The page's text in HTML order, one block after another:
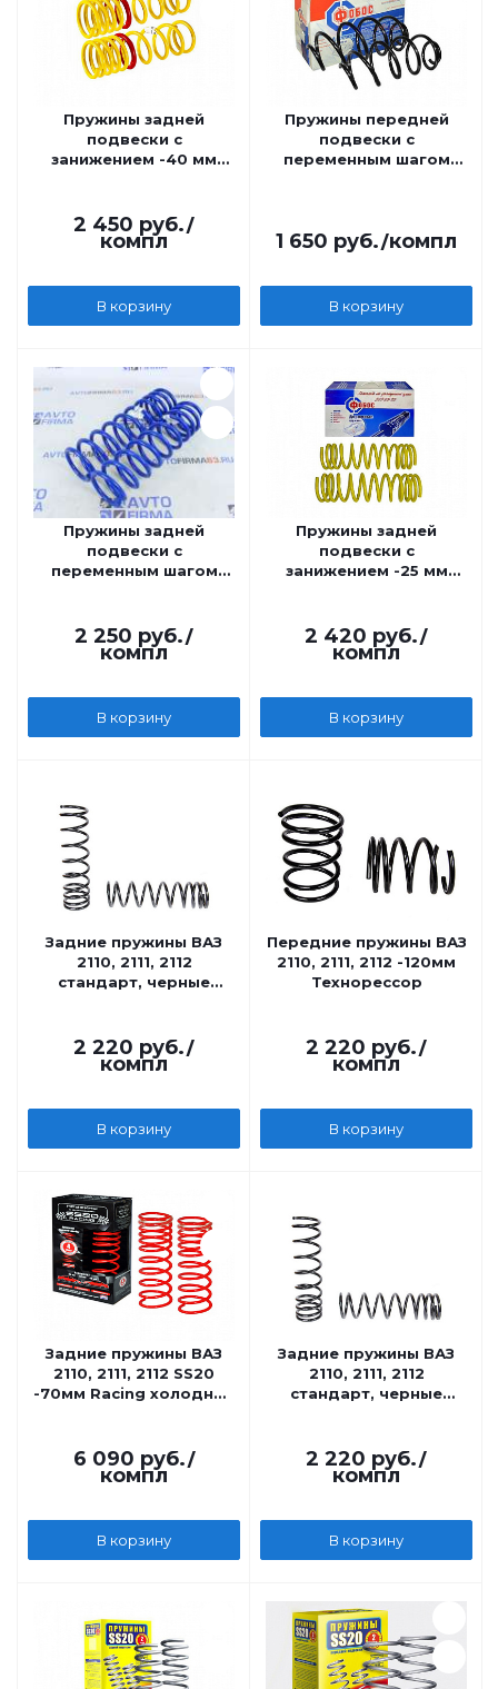
Пружины задней
подвески с
занижением -40 мм
2 450 руб./
компл
В корзину
Пружины передней
подвески с
переменным шагом
1 650 руб./компл
В корзину
Пружины задней
подвески с
переменным шагом
2 250 руб./
компл
В корзину
Пружины задней
подвески с
занижением -25 мм
2 420 руб./
компл
В корзину
Задние пружины ВАЗ
2110, 2111, 2112
стандарт, черные
2 220 руб./
компл
В корзину
Передние пружины ВАЗ
2110, 2111, 2112 -120мм
Технорессор
2 220 руб./
компл
В корзину
Задние пружины ВАЗ
2110, 2111, 2112 SS20
-70мм Racing холодной
6 090 руб./
компл
В корзину
Задние пружины ВАЗ
2110, 2111, 2112
стандарт, черные
2 220 руб./
компл
В корзину